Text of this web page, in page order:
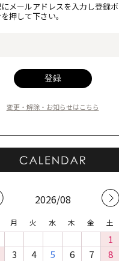
メールアドレスを入力し登録ボ
押して下さい。
変更・解除・お知らせはこちら
2026/08
月 火 水 木 金 土
1
3 4 5 6 7
8